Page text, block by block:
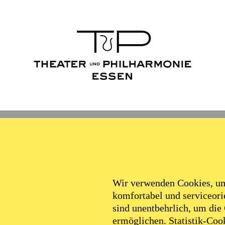
Wir verwenden Cookies,
komfortabel und
sind unentbehrlich, um
ermöglichen. Statistik-